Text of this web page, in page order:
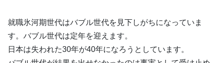
就職氷河期世代はバブル世代を見下しがちになっていま
す。バブル世代は定年を迎えます。
日本は失われた30年が40年になろうとしています。